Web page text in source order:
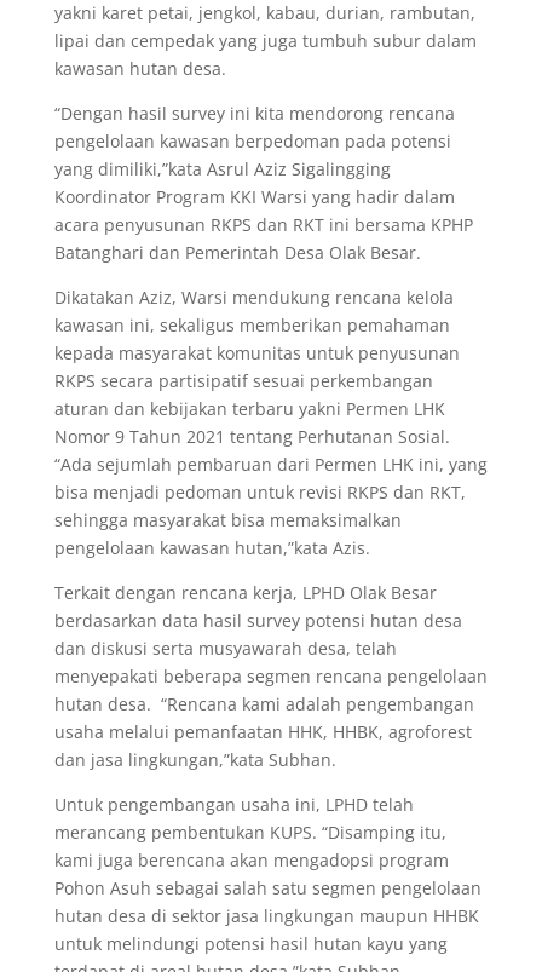
yakni karet petai, jengkol, kabau, durian, rambutan,
lipai dan cempedak yang juga tumbuh subur dalam
kawasan hutan desa.
“Dengan hasil survey ini kita mendorong rencana
pengelolaan kawasan berpedoman pada potensi
yang dimiliki,”kata Asrul Aziz Sigalingging
Koordinator Program KKI Warsi yang hadir dalam
acara penyusunan RKPS dan RKT ini bersama KPHP
Batanghari dan Pemerintah Desa Olak Besar.
Dikatakan Aziz, Warsi mendukung rencana kelola
kawasan ini, sekaligus memberikan pemahaman
kepada masyarakat komunitas untuk penyusunan
RKPS secara partisipatif sesuai perkembangan
aturan dan kebijakan terbaru yakni Permen LHK
Nomor 9 Tahun 2021 tentang Perhutanan Sosial.
“Ada sejumlah pembaruan dari Permen LHK ini, yang
bisa menjadi pedoman untuk revisi RKPS dan RKT,
sehingga masyarakat bisa memaksimalkan
pengelolaan kawasan hutan,”kata Azis.
Terkait dengan rencana kerja, LPHD Olak Besar
berdasarkan data hasil survey potensi hutan desa
dan diskusi serta musyawarah desa, telah
menyepakati beberapa segmen rencana pengelolaan
hutan desa. “Rencana kami adalah pengembangan
usaha melalui pemanfaatan HHK, HHBK, agroforest
dan jasa lingkungan,”kata Subhan.
Untuk pengembangan usaha ini, LPHD telah
merancang pembentukan KUPS. “Disamping itu,
kami juga berencana akan mengadopsi program
Pohon Asuh sebagai salah satu segmen pengelolaan
hutan desa di sektor jasa lingkungan maupun HHBK
untuk melindungi potensi hasil hutan kayu yang